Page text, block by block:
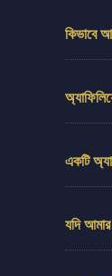
কিভাবে
একটি
যদি